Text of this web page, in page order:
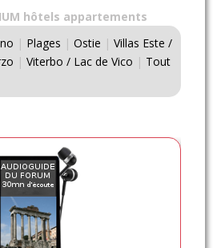
hôtels appartements
| Plages | Ostie | Villas Este /
| Viterbo / Lac de Vico | Tout